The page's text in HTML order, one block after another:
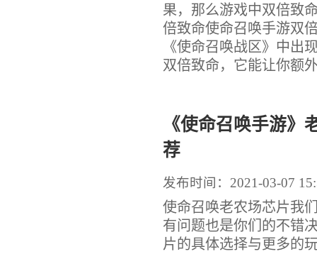
果，那么游戏中双倍致
倍致命使命召唤手游双
《使命召唤战区》中出
双倍致命，它能让你额
《使命召唤手游》
荐
发布时间：2021-03-07
使命召唤老农场芯片我
有问题也是你们的不错
片的具体选择与更多的